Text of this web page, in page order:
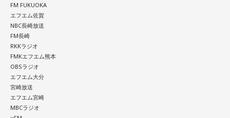
【11位】天秤座（てんびん座）
見えないストレスが溜まりやすい日。人間関係で「なんとな
く気が重い」と感じたら、距離を置くことも立派な自己防
衛。深入りしすぎず、今日は自分の心地よさを最優先にし
て。自分の中にある常識を疑ってみると、モヤモヤの正体に
気づけるかも。
【12位】射手座（いて座）
頑張りすぎに注意の日。仕事や頼まれごとを抱え込みすぎ
て、気づいたらパンク寸前になりそうです。断る勇気を持つ
FM FUKUOKA
エフエム佐賀
NBC長崎放送
FM長崎
RKKラジオ
FMKエフエム熊本
OBSラジオ
エフエム大分
宮崎放送
エフエム宮崎
MBCラジオ